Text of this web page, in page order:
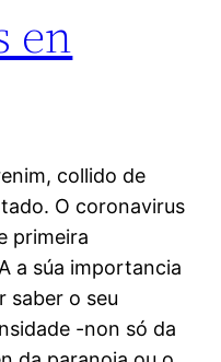
en
collido de
O coronavirus
primeira
a súa importancia
saber o seu
-non só da